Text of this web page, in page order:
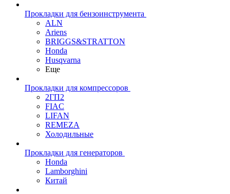
Прокладки для бензоинструмента
ALN
Ariens
BRIGGS&STRATTON
Honda
Husqvarna
Еще
Прокладки для компрессоров
2ГП2
FIAC
LIFAN
REMEZA
Холодильные
Прокладки для генераторов
Honda
Lamborghini
Китай